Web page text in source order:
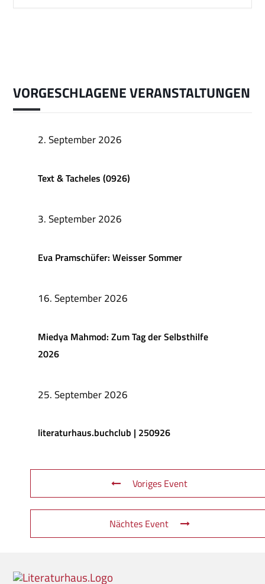
VORGESCHLAGENE VERANSTALTUNGEN
2. September 2026
Text & Tacheles (0926)
3. September 2026
Eva Pramschüfer: Weisser Sommer
16. September 2026
Miedya Mahmod: Zum Tag der Selbsthilfe
2026
25. September 2026
literaturhaus.buchclub | 250926
Voriges Event
Nächtes Event